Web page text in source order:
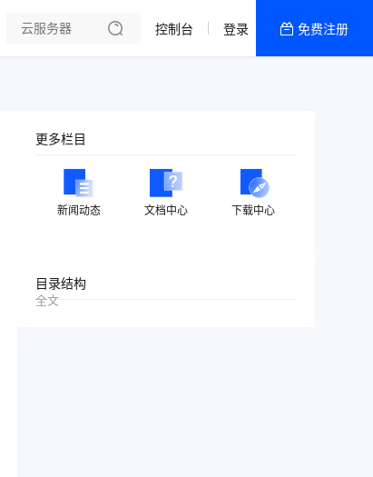
美国 CUII 9929
控制台 登录 免费注册
更多栏目
新闻动态 文档中心 下载中心
目录结构
全文